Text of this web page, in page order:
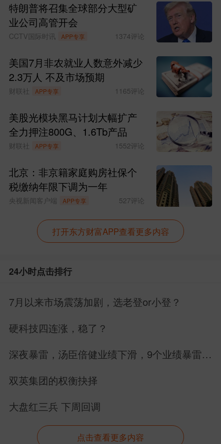
特朗普将召集全球部分大型矿
业公司高管开会
CCTV国际时讯 APP专享 1374评论
美国7月非农就业人数意外减少
2.3万人 不及市场预期
财联社 APP专享 1165评论
美股光模块黑马计划大幅扩产
全力押注800G、1.6Tb产品
财联社 APP专享 1552评论
北京：非京籍家庭购房社保个
税缴纳年限下调为一年
央视新闻客户端 APP专享 527评论
打开东方财富APP查看更多内容
24小时点击排行
7月以来市场震荡加剧，选老登or小登？
硬科技四连涨，稳了？
深夜暴雷，汤臣倍健业绩下滑，9个业绩暴雷，
双英集团的权衡抉择
大盘红三兵 下周回调
点击查看更多内容